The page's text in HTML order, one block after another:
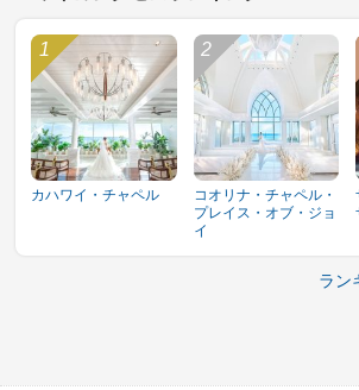
カハワイ・チャペル
コオリナ・チャペル・
プレイス・オブ・ジョ
イ
ラン